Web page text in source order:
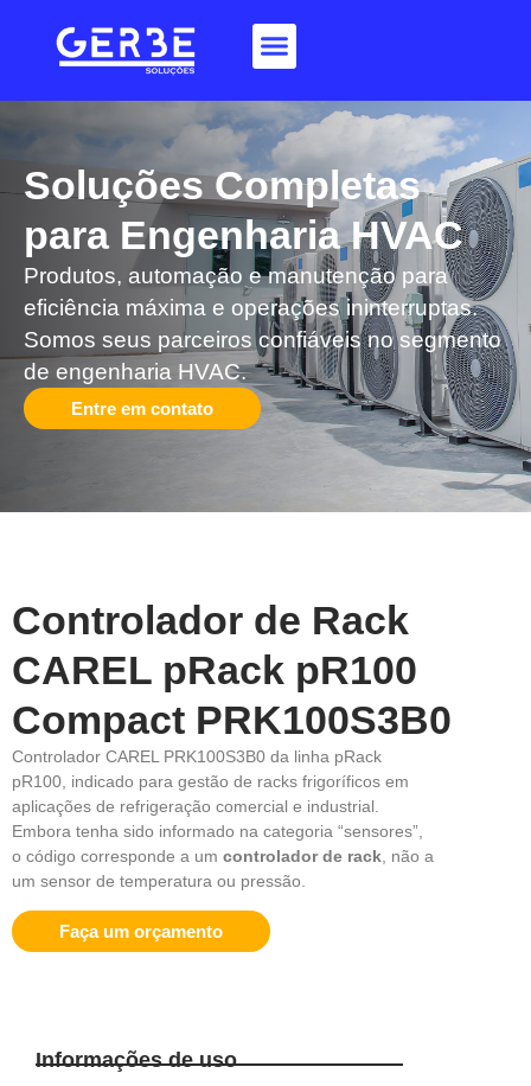
Soluções Completas
para Engenharia HVAC​
Produtos, automação e manutenção para
eficiência máxima e operações ininterruptas.
Somos seus parceiros confiáveis no segmento
de engenharia HVAC.
Entre em contato
Controlador de Rack
CAREL pRack pR100
Compact PRK100S3B0
Controlador CAREL PRK100S3B0 da linha pRack
pR100, indicado para gestão de racks frigoríficos em
aplicações de refrigeração comercial e industrial.
Embora tenha sido informado na categoria “sensores”,
o código corresponde a um controlador de rack , não a
um sensor de temperatura ou pressão.
Faça um orçamento
Informações de uso